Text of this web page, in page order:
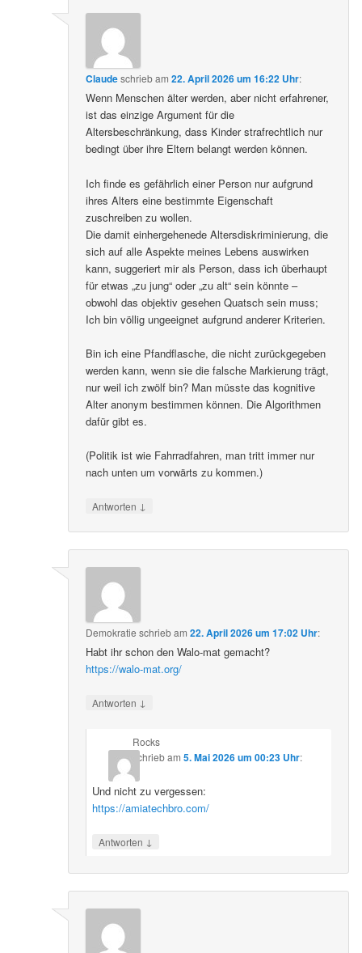
Claudeschriebam22. April 2026 um 16:22 Uhr:
Wenn Menschen älter werden, aber nicht erfahrener,
ist das einzige Argument für die
Altersbeschränkung, dass Kinder strafrechtlich nur
bedingt über ihre Eltern belangt werden können.
Ich finde es gefährlich einer Person nur aufgrund
ihres Alters eine bestimmte Eigenschaft
zuschreiben zu wollen.
Die damit einhergehenede Altersdiskriminierung, die
sich auf alle Aspekte meines Lebens auswirken
kann, suggeriert mir als Person, dass ich überhaupt
für etwas „zu jung“ oder „zu alt“ sein könnte –
obwohl das objektiv gesehen Quatsch sein muss;
Ich bin völlig ungeeignet aufgrund anderer Kriterien.
Bin ich eine Pfandflasche, die nicht zurückgegeben
werden kann, wenn sie die falsche Markierung trägt,
nur weil ich zwölf bin? Man müsste das kognitive
Alter anonym bestimmen können. Die Algorithmen
dafür gibt es.
(Politik ist wie Fahrradfahren, man tritt immer nur
nach unten um vorwärts zu kommen.)
Antworten ↓
Demokratie schriebam22. April 2026 um 17:02 Uhr:
Habt ihr schon den Walo-mat gemacht?
https://walo-mat.org/
Antworten ↓
Rocks
schriebam 5. Mai 2026 um 00:23 Uhr:
Und nicht zu vergessen:
https://amiatechbro.com/
Antworten ↓